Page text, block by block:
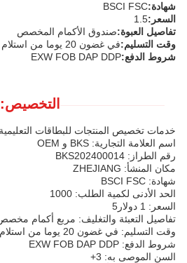
شهادة:BSCI FSC
السعر: 1.5
تفاصيل العبوة:صندوق الأكمام المخصص
وقت التسليم:في غضون 20 يوما من استلام الدفع
شروط الدفع:EXW FOB DAP DDP
التخصيص:
خدمات تخصيص المنتجات للبطاقات التعليمية:
اسم العلامة التجارية: BKS و OEM
رقم الطراز: BKS202400014
مكان المنشأ: ZHEJIANG
شهادة: BSCI FSC
الحد الأدنى لكمية الطلب: 1000
السعر: 1 دولار5
تفاصيل التعبئة والتغليف: مربع أكمام مخصص
وقت التسليم: في غضون 20 يوما من استلام الدفع
شروط الدفع: EXW FOB DAP DDP
السن الموصى به: 3+